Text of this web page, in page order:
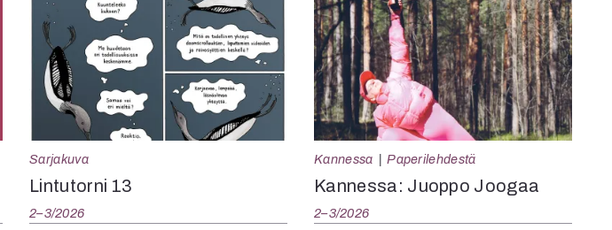
Sarjakuva
Lintutorni 13
2–3/2026
Kannessa Paperilehdestä
Kannessa: Juoppo Joogaa
2–3/2026